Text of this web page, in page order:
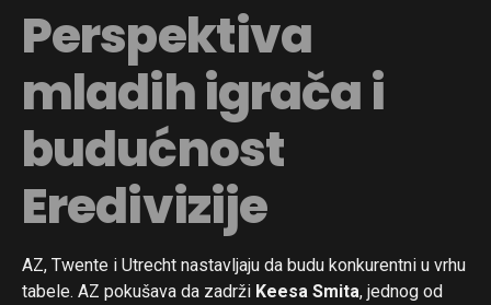
Perspektiva
mladih igrača i
budućnost
Eredivizije
AZ, Twente i Utrecht nastavljaju da budu konkurentni u vrhu
tabele. AZ pokušava da zadrži Keesa Smita, jednog od